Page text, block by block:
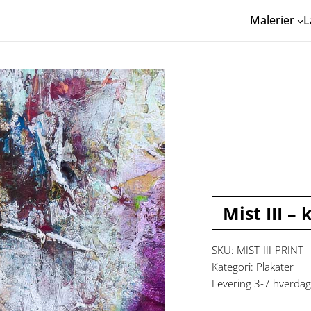
Malerier
Mist III –
SKU: MIST-III-PRINT
Kategori: Plakater
Levering 3-7